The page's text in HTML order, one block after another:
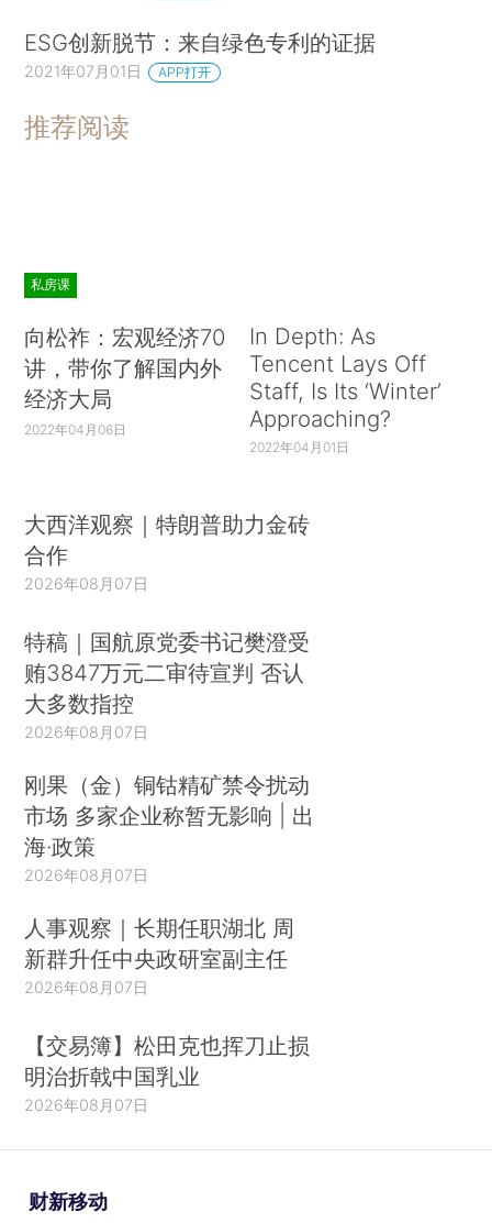
ESG创新脱节：来自绿色专利的证据
2021年07月01日 APP打开
推荐阅读
私房课
向松祚：宏观经济70
讲，带你了解国内外
经济大局
2022年04月06日
In Depth: As
Tencent Lays Off
Staff, Is Its ‘Winter’
Approaching?
2022年04月01日
大西洋观察｜特朗普助力金砖
合作
2026年08月07日
特稿｜国航原党委书记樊澄受
贿3847万元二审待宣判 否认
大多数指控
2026年08月07日
刚果（金）铜钴精矿禁令扰动
市场 多家企业称暂无影响 | 出
海·政策
2026年08月07日
人事观察｜长期任职湖北 周
新群升任中央政研室副主任
2026年08月07日
【交易簿】松田克也挥刀止损
明治折戟中国乳业
2026年08月07日
财新移动